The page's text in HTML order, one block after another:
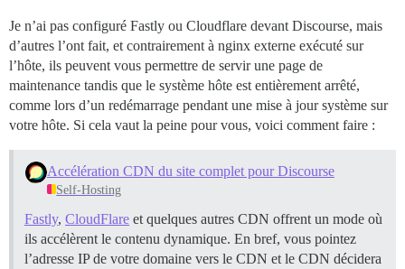
Je n’ai pas configuré Fastly ou Cloudflare devant Discourse, mais
d’autres l’ont fait, et contrairement à nginx externe exécuté sur
l’hôte, ils peuvent vous permettre de servir une page de
maintenance tandis que le système hôte est entièrement arrêté,
comme lors d’un redémarrage pendant une mise à jour système sur
votre hôte. Si cela vaut la peine pour vous, voici comment faire :
Accélération CDN du site complet pour Discourse
Self-Hosting
Fastly, CloudFlare et quelques autres CDN offrent un mode où
ils accélèrent le contenu dynamique. En bref, vous pointez
l’adresse IP de votre domaine vers le CDN et le CDN décidera